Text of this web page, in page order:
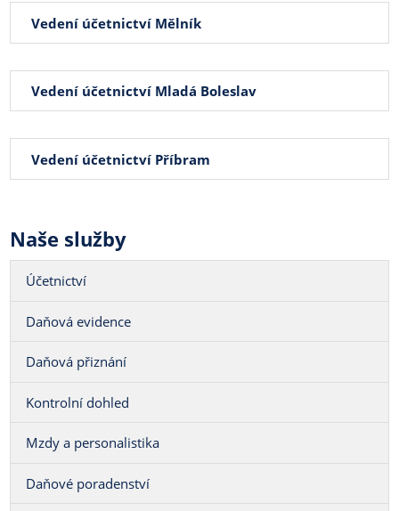
Vedení účetnictví Mělník
Vedení účetnictví Mladá Boleslav
Vedení účetnictví Příbram
Naše služby
Účetnictví
Daňová evidence
Daňová přiznání
Kontrolní dohled
Mzdy a personalistika
Daňové poradenství